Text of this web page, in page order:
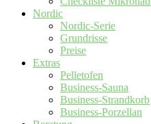
Nordic
Nordic-Serie
Grundrisse
Preise
Extras
Pelletofen
Business-Sauna
Business-Strandkorb
Business-Porzellan